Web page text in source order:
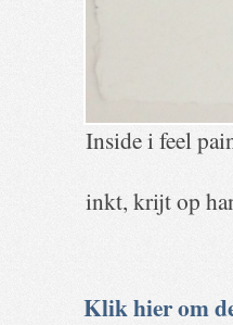
Inside i feel
inkt, krijt op
Klik hier om